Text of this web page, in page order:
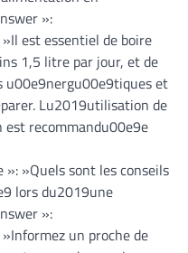
»:
est essentiel de boire
1,5 litre par jour, et de
u00e9nergu00e9tiques et
Lu2019utilisation de
recommandu00e9e
»Quels sont les conseils
lors du2019une
»:
un proche de